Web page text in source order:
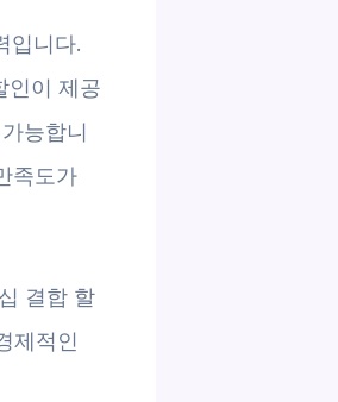
입니다.
인이 제공
능합니
족도가
결합 할
제적인